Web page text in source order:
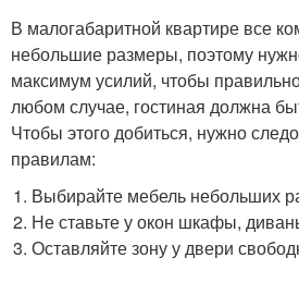
В малогабаритной квартире все
небольшие размеры, поэтому
максимум усилий, чтобы
любом случае, гостиная должна
Чтобы этого добиться, нужно
правилам:
Выбирайте мебель небольших
Не ставьте у окон шкафы,
Оставляйте зону у двери